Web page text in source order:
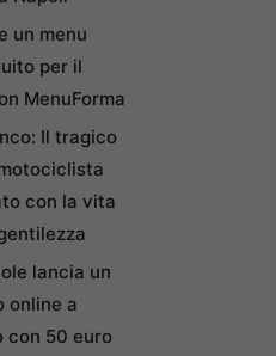
un menu
per il
MenuForma
Il tragico
con la vita
lancia un
online a
con 50 euro